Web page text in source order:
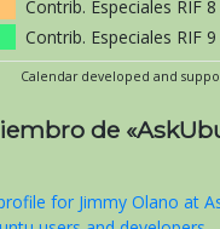
Contrib. Especiales RIF 8
Contrib. Especiales RIF 9
Calendar developed and
de